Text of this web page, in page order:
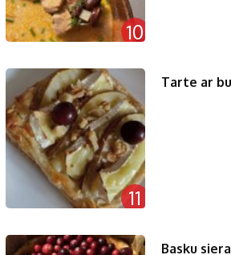
10
11
Tarte ar
Basku